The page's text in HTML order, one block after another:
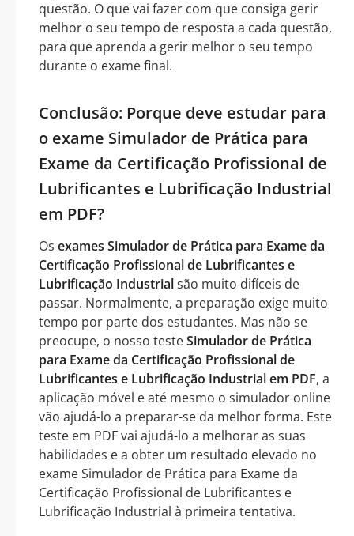
questão. O que vai fazer com que consiga gerir
melhor o seu tempo de resposta a cada questão,
para que aprenda a gerir melhor o seu tempo
durante o exame final.
Conclusão: Porque deve estudar para
o exame Simulador de Prática para
Exame da Certificação Profissional de
Lubrificantes e Lubrificação Industrial
em PDF?
Os exames Simulador de Prática para Exame da
Certificação Profissional de Lubrificantes e
Lubrificação Industrialsão muito difíceis de
passar. Normalmente, a preparação exige muito
tempo por parte dos estudantes. Mas não se
preocupe, o nosso testeSimulador de Prática
para Exame da Certificação Profissional de
Lubrificantes e Lubrificação Industrial em PDF, a
aplicação móvel e até mesmo o simulador online
vão ajudá-lo a preparar-se da melhor forma. Este
teste em PDF vai ajudá-lo a melhorar as suas
habilidades e a obter um resultado elevado no
exame Simulador de Prática para Exame da
Certificação Profissional de Lubrificantes e
Lubrificação Industrial à primeira tentativa.